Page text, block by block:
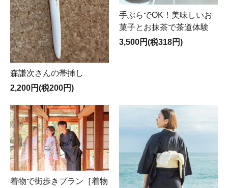
森謙次さんの帯挿し
2,200円(税200円)
手ぶらでOK！美味しいお
菓子とお抹茶で茶道体験
3,500円(税318円)
着物で街歩きプラン［着物